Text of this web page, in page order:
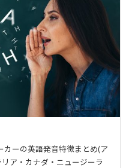
カーの英語発音特徴まとめ(ア
ア・カナダ・ニュージーラ